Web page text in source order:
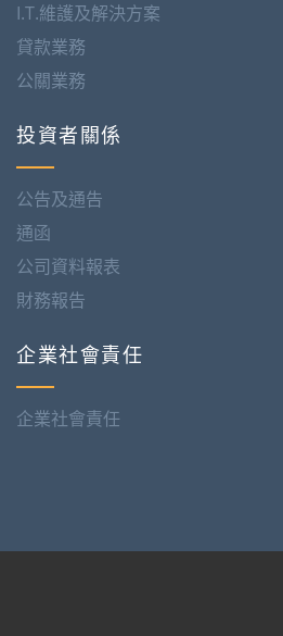
I.T.維護及解決方案
貸款業務
公關業務
投資者關係
公告及通告
通函
公司資料報表
財務報告
企業社會責任
企業社會責任